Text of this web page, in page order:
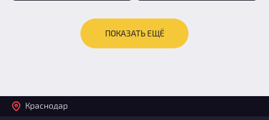
ПОКАЗАТЬ ЕЩЁ
Краснодар